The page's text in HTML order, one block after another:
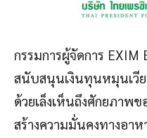
กรรมการผู้จัดการ EXIM
สนับสนุนเงินทุนหมุนเวี
ด้วยเล็งเห็นถึงศักยภาพ
สร้างความมั่นคงทางอา